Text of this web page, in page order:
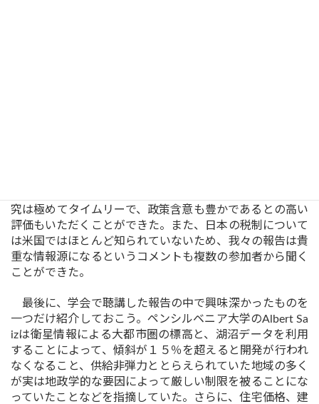
究は極めてタイムリーで、政策含意も豊かであるとの高い
評価もいただくことができた。また、日本の税制について
は米国ではほとんど知られていないため、我々の報告は貴
重な情報源になるというコメントも複数の参加者から聞く
ことができた。
最後に、学会で聴講した報告の中で興味深かったものを
一つだけ紹介しておこう。ペンシルベニア大学のAlbert Sa
izは衛星情報による大都市圏の標高と、湖沼データを利用
することによって、傾斜が１５％を超えると開発が行われ
なくなること、供給非弾力ととらえられていた地域の多く
が実は地政学的な要因によって厳しい制限を被ることにな
っていたことなどを指摘していた。さらに、住宅価格、建